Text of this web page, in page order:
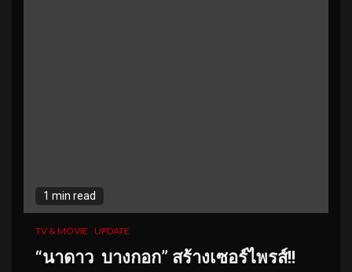
1 min read
TV & MOVIE UPDATE
“นาดาว บางกอก” สร้างเซอร์ไพรส์!!